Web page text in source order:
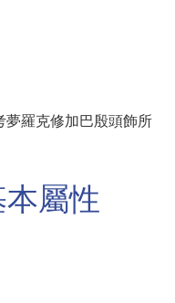
夢羅克修加巴殷頭飾所
屬性